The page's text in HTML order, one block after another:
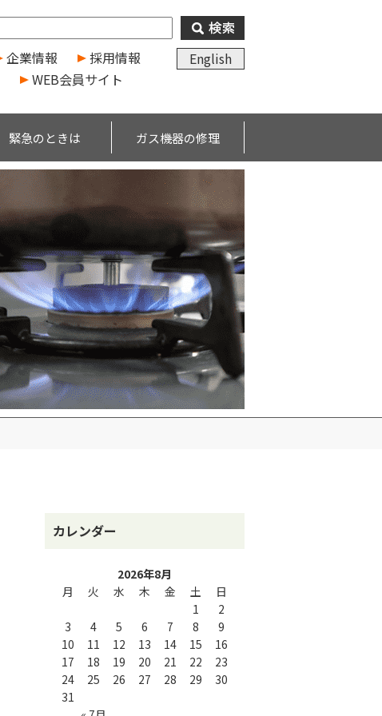
企業情報 採用情報
English
WEB会員サイト
緊急のときは ガス機器の修理
カレンダー
2026年8月
月
火 水 木 金 土 日
1
2
3
4 5 6 7 8
9
10
11 12 13 14 15
16
17
18 19 20 21 22
23
24
25 26 27 28 29
30
31